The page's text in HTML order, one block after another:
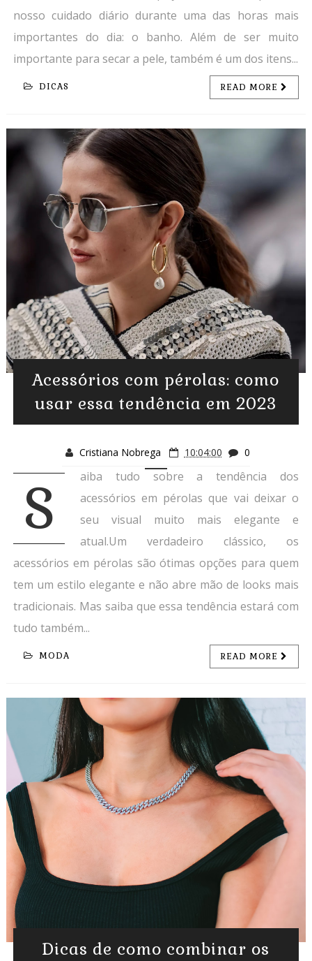
nosso cuidado diário durante uma das horas mais
importantes do dia: o banho. Além de ser muito
importante para secar a pele, também é um dos itens...
DICAS READ MORE
Acessórios com pérolas: como
usar essa tendência em 2023
Cristiana Nobrega 10:04:00 0
S
aiba tudo sobre a tendência dos
acessórios em pérolas que vai deixar o
seu visual muito mais elegante e
atual.Um verdadeiro clássico, os
acessórios em pérolas são ótimas opções para quem
tem um estilo elegante e não abre mão de looks mais
tradicionais. Mas saiba que essa tendência estará com
tudo também...
MODA READ MORE
Dicas de como combinar os